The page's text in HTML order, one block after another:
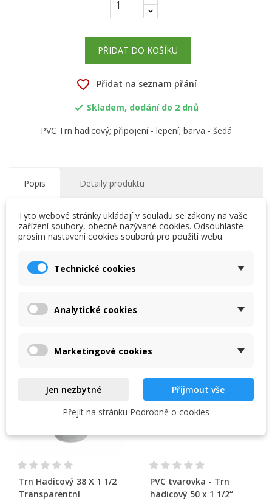
PŘIDAT DO KOŠÍKU
favorite_border Přidat na seznam přání
 Skladem, dodání do 2 dnů
PVC Trn hadicový; připojení - lepení; barva - šedá
Popis Detaily produktu
Systém tlakových trubek - tvarovek - armatur z PVC-U,
které se spojují lepením nebo pomocí mechanických
spojů. Výhodou je jak snadná manipulace i montáž, tak
16 dalších produktů ve stejné
kategorii:
Trn Hadicový 38 X 1 1/2
Transparentní
PVC tvarovka - Trn
hadicový 50 x 1 1/2“
add_circle_outline Create new list
Zrušit Vytvořit seznam přání
Tyto webové stránky ukládají v souladu se zákony na vaše
zařízení soubory, obecně nazývané cookies. Odsouhlaste
prosím nastavení cookies souborů pro použití webu.
Technické cookies
Analytické cookies
Marketingové cookies
Jen nezbytné
Přijmout vše
Přejít na stránku Podrobně o cookies